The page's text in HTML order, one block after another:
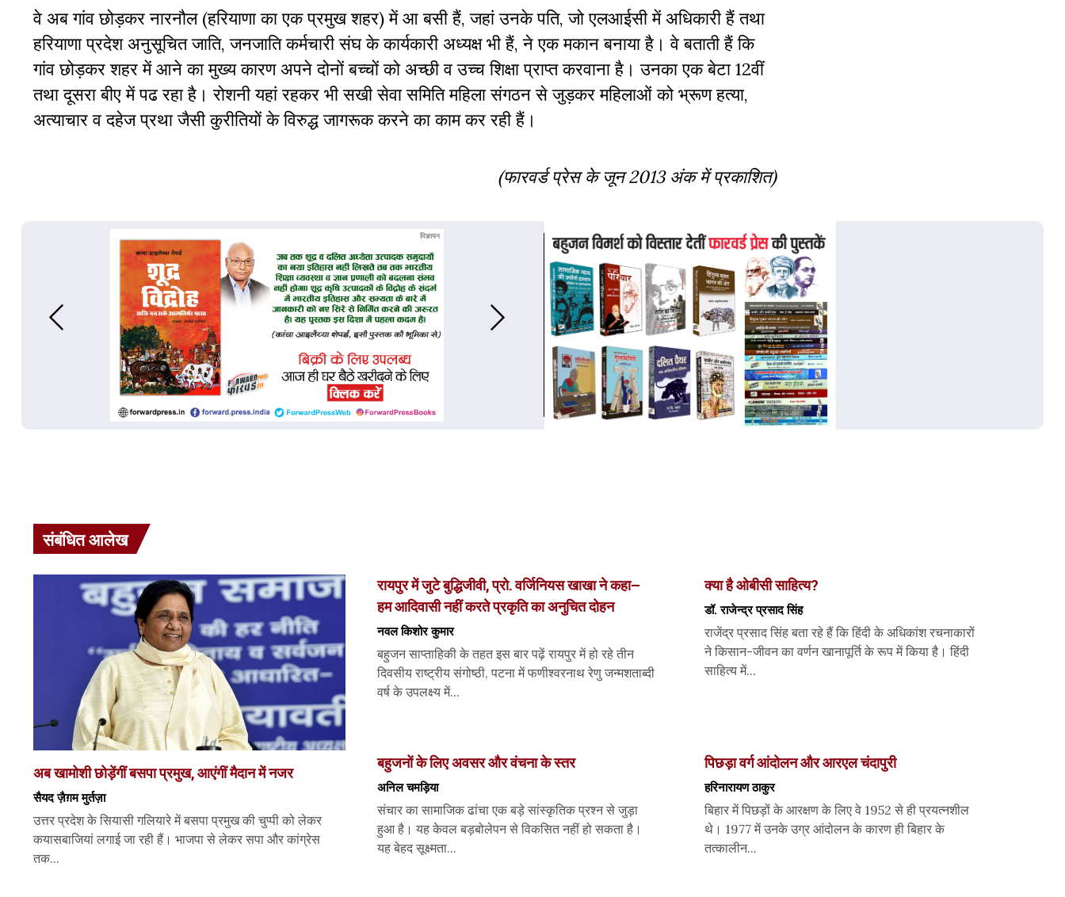
वे अब गांव छोड़कर नारनौल (हरियाणा का एक प्रमुख शहर) में आ बसी हैं, जहां उनके पति, जो एलआईसी में अधिकारी हैं तथा
हरियाणा प्रदेश अनुसूचित जाति, जनजाति कर्मचारी संघ के कार्यकारी अध्यक्ष भी हैं, ने एक मकान बनाया है। वे बताती हैं कि
गांव छोड़कर शहर में आने का मुख्य कारण अपने दोनों बच्चों को अच्छी व उच्च शिक्षा प्राप्त करवाना है। उनका एक बेटा 12वीं
तथा दूसरा बीए में पढ रहा है। रोशनी यहां रहकर भी सखी सेवा समिति महिला संगठन से जुड़कर महिलाओं को भ्रूण हत्या,
अत्याचार व दहेज प्रथा जैसी कुरीतियों के विरुद्ध जागरूक करने का काम कर रही हैं।
(फारवर्ड प्रेस के जून 2013 अंक में प्रकाशित)
संबंधित आलेख
अब खामोशी छोड़ेंगीं बसपा प्रमुख, आएंगीं मैदान में नजर
सैयद ज़ैग़म मुर्तज़ा
उत्तर प्रदेश के सियासी गलियारे में बसपा प्रमुख की चुप्पी को लेकर
कयासबाजियां लगाई जा रही हैं। भाजपा से लेकर सपा और कांग्रेस
तक...
रायपुर में जुटे बुद्धिजीवी, प्रो. वर्जिनियस खाखा ने कहा–
हम आदिवासी नहीं करते प्रकृति का अनुचित दोहन
नवल किशोर कुमार
बहुजन साप्ताहिकी के तहत इस बार पढ़ें रायपुर में हो रहे तीन
दिवसीय राष्ट्रीय संगोष्ठी, पटना में फणीश्वरनाथ रेणु जन्मशताब्दी
वर्ष के उपलक्ष्य में...
क्या है ओबीसी साहित्य?
डॉ. राजेन्द्र प्रसाद सिंह
राजेंद्र प्रसाद सिंह बता रहे हैं कि हिंदी के अधिकांश रचनाकारों
ने किसान-जीवन का वर्णन खानापूर्ति के रूप में किया है। हिंदी
साहित्य में...
बहुजनों के लिए अवसर और वंचना के स्तर
अनिल चमड़िया
संचार का सामाजिक ढांचा एक बड़े सांस्कृतिक प्रश्न से जुड़ा
हुआ है। यह केवल बड़बोलेपन से विकसित नहीं हो सकता है।
यह बेहद सूक्ष्मता...
पिछड़ा वर्ग आंदोलन और आरएल चंदापुरी
हरिनारायण ठाकुर
बिहार में पिछड़ों के आरक्षण के लिए वे 1952 से ही प्रयत्नशील
थे। 1977 में उनके उग्र आंदोलन के कारण ही बिहार के
तत्कालीन...